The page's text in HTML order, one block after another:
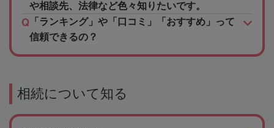
や相談先、法律など色々知りたいです。
「ランキング」や「口コミ」「おすすめ」って
信頼できるの？
相続について知る